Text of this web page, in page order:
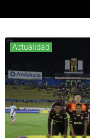
Actualidad